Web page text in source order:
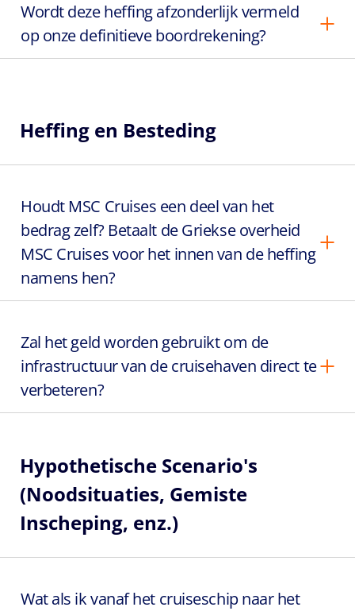
Wordt deze heffing afzonderlijk vermeld
op onze definitieve boordrekening?
Heffing en Besteding
Houdt MSC Cruises een deel van het
bedrag zelf? Betaalt de Griekse overheid
MSC Cruises voor het innen van de heffing
namens hen?
Zal het geld worden gebruikt om de
infrastructuur van de cruisehaven direct te
verbeteren?
Hypothetische Scenario's
(Noodsituaties, Gemiste
Inscheping, enz.)
Wat als ik vanaf het cruiseschip naar het